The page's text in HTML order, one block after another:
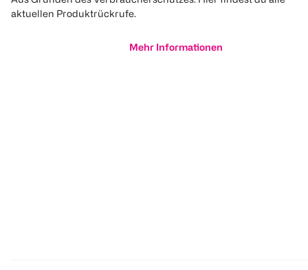
aktuellen Produktrückrufe.
Mehr Informationen